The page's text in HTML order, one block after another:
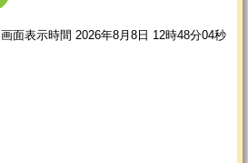
画面表示時間 2026年8月8日 12時48分04秒